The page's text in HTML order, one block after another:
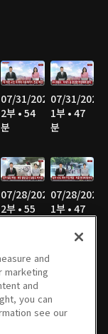
07/31/2026
2부 • 54
분
07/31/2026
1부 • 47
분
07/28/2026
2부 • 55
07/28/2026
1부 • 47
07/23/2026
2부 • 55
분
1부 • 47
분
and
marketing
and
you can
see our